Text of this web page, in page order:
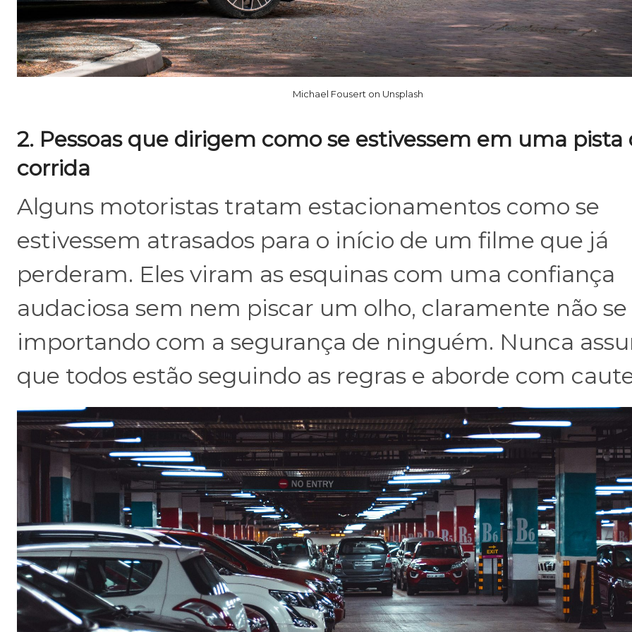
Michael Fousert on Unsplash
2. Pessoas que dirigem como se estivessem em uma pista
corrida
Alguns motoristas tratam estacionamentos como se
estivessem atrasados para o início de um filme que já
perderam. Eles viram as esquinas com uma confiança
audaciosa sem nem piscar um olho, claramente não se
importando com a segurança de ninguém. Nunca
que todos estão seguindo as regras e aborde com